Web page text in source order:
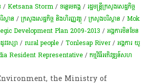
/Ketsana Storm /ទន្លេមេគង្គ /រដ្ឋមន្ត្រីក្រសួងសេដ្ឋកិច្ច
ស្ថាន​ /ក្រសួងសេដ្ឋកិច្ច និងហិរញ្ញវត្ថុ /ក្រសួងបរិស្ថាន /Mok
Development Plan 2009-2013 /អង្គការមិនមែន
វ​វស្សា​ /rural people /Tonlesap River/អង្គការ យូ
Resident Representative /កម្មវិធីអភិវឌ្ឍន៍សហ
the Ministry of